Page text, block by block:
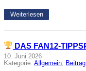
Weiterlesen
DAS FAN12-
10. Juni 2026
Kategorie: Allgemein, Beitrag